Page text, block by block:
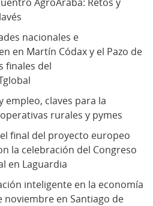
nacionales e
en Martín Códax y el Pazo de
finales del
empleo, claves para la
rurales y pymes
el final del proyecto europeo
la celebración del Congreso
en Laguardia
inteligente en la economía
noviembre en Santiago de